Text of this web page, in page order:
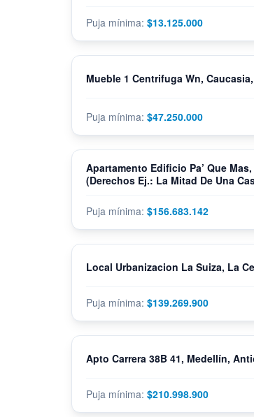
$13.125.000
$47.250.000
Mueble 1 Centrifuga Wn,
$156.683.142
Apartamento Edificio Pa’ Que
(Derechos Ej.: La Mitad De Una
$139.269.900
Local Urbanizacion La Suiza, La
$210.998.900
Apto Carrera 38B 41, Medellín,